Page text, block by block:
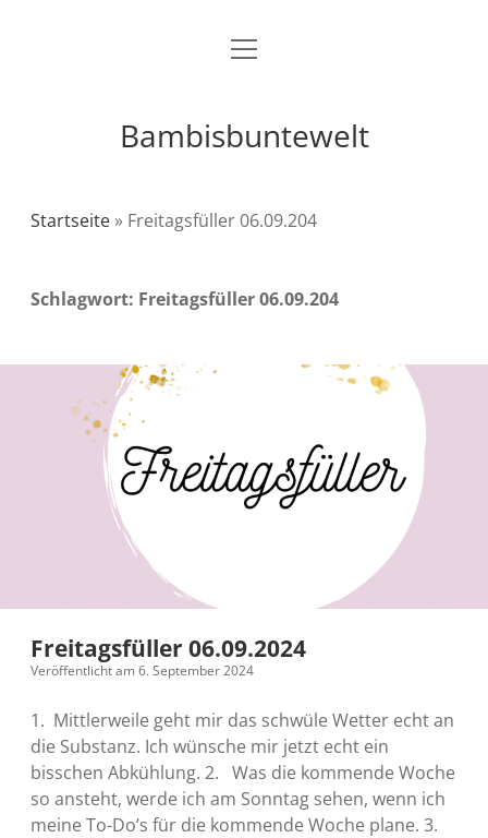
Über mich / Kontakt
Cookie-Richtlinie (EU)
Mail
Menü
Bambisbuntewelt
Startseite » Freitagsfüller 06.09.204
Schlagwort: Freitagsfüller 06.09.204
Freitagsfüller 06.09.2024
Veröffentlicht am 6. September 2024
1. Mittlerweile geht mir das schwüle Wetter echt an
die Substanz. Ich wünsche mir jetzt echt ein
bisschen Abkühlung. 2. Was die kommende Woche
so ansteht, werde ich am Sonntag sehen, wenn ich
meine To-Do’s für die kommende Woche plane. 3.